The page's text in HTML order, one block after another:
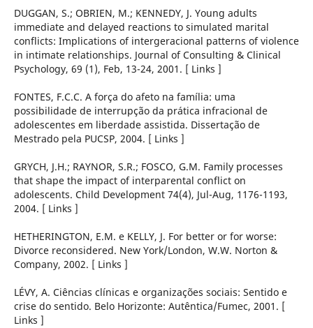
DUGGAN, S.; OBRIEN, M.; KENNEDY, J. Young adults
immediate and delayed reactions to simulated marital
conflicts: Implications of intergeracional patterns of violence
in intimate relationships. Journal of Consulting & Clinical
Psychology, 69 (1), Feb, 13-24, 2001. [ Links ]
FONTES, F.C.C. A força do afeto na família: uma
possibilidade de interrupção da prática infracional de
adolescentes em liberdade assistida. Dissertação de
Mestrado pela PUCSP, 2004. [ Links ]
GRYCH, J.H.; RAYNOR, S.R.; FOSCO, G.M. Family processes
that shape the impact of interparental conflict on
adolescents. Child Development 74(4), Jul-Aug, 1176-1193,
2004. [ Links ]
HETHERINGTON, E.M. e KELLY, J. For better or for worse:
Divorce reconsidered. New York/London, W.W. Norton &
Company, 2002. [ Links ]
LÉVY, A. Ciências clínicas e organizações sociais: Sentido e
crise do sentido. Belo Horizonte: Autêntica/Fumec, 2001. [
Links ]